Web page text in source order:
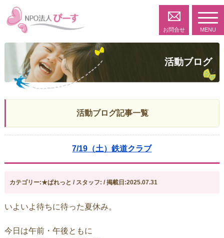
お問合せ MENU
活動ブログ
活動ブログ記事一覧
7/19（土）鉄道クラブ
カテゴリー:★ぱれっと / スタッフ: / 掲載日:2025.07.31
いよいよ待ちに待った夏休み。
今日は午前・午後ともに